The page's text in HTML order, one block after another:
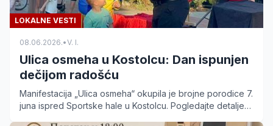
LOKALNE VESTI
08.06.2026.•V. I.
Ulica osmeha u Kostolcu: Dan ispunjen
dečijom radošću
Manifestacija „Ulica osmeha“ okupila je brojne porodice 7.
juna ispred Sportske hale u Kostolcu. Pogledajte detalje